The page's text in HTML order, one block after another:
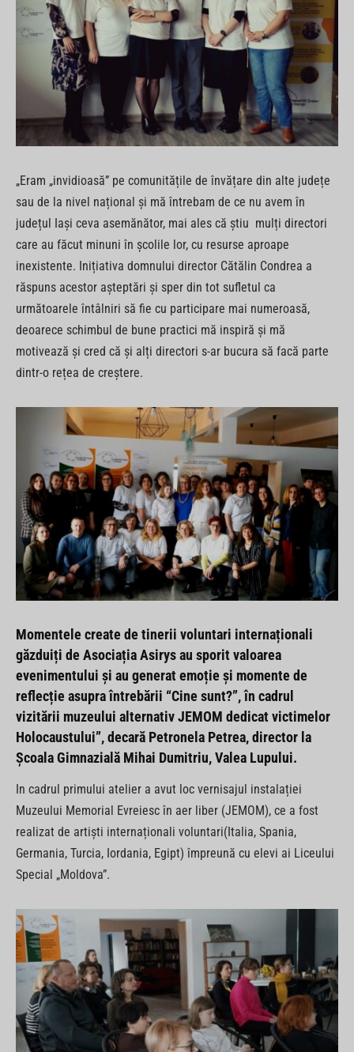
„Eram „invidioasă” pe comunitățile de învățare din alte județe
sau de la nivel național și mă întrebam de ce nu avem în
județul Iași ceva asemănător, mai ales că știu mulți directori
care au făcut minuni în școlile lor, cu resurse aproape
inexistente. Inițiativa domnului director Cătălin Condrea a
răspuns acestor așteptări și sper din tot sufletul ca
următoarele întâlniri să fie cu participare mai numeroasă,
deoarece schimbul de bune practici mă inspiră și mă
motivează și cred că și alți directori s-ar bucura să facă parte
dintr-o rețea de creștere.
Momentele create de tinerii voluntari internaționali
găzduiți de Asociația Asirys au sporit valoarea
evenimentului și au generat emoție și momente de
reflecție asupra întrebării “Cine sunt?”, în cadrul
vizitării muzeului alternativ JEMOM dedicat victimelor
Holocaustului”, decară Petronela Petrea, director la
Școala Gimnazială Mihai Dumitriu, Valea Lupului.
In cadrul primului atelier a avut loc vernisajul instalației
Muzeului Memorial Evreiesc în aer liber (JEMOM), ce a fost
realizat de artiști internaționali voluntari(Italia, Spania,
Germania, Turcia, Iordania, Egipt) împreună cu elevi ai Liceului
Special „Moldova”.